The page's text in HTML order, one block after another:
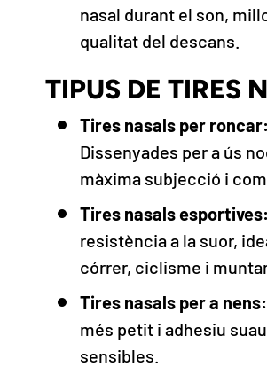
nasal durant el son,
qualitat del descans.
TIPUS DE TIRES
Tires nasals per roncar:
Dissenyades per a ús
màxima subjecció i
Tires nasals esportives:
resistència a la suor,
córrer, ciclisme i
Tires nasals per a nens:
més petit i adhesiu
sensibles.